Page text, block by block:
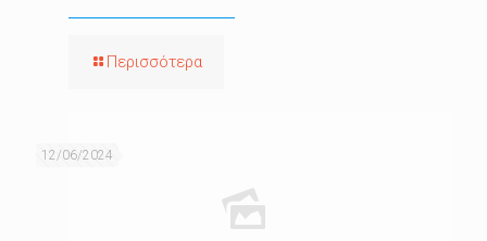
Περισσότερα
12/06/2024